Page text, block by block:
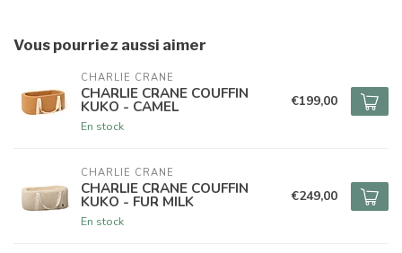
Vous pourriez aussi aimer
CHARLIE CRANE
CHARLIE CRANE COUFFIN
KUKO - CAMEL
En stock
€199,00
CHARLIE CRANE
CHARLIE CRANE COUFFIN
KUKO - FUR MILK
En stock
€249,00